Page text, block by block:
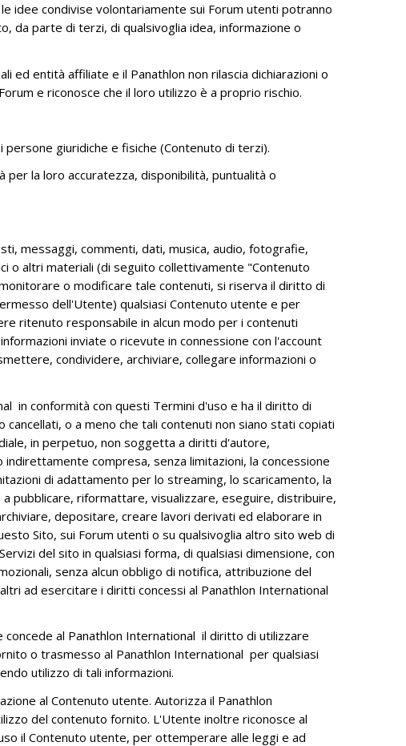
idee condivise volontariamente sui Forum utenti potranno
da parte di terzi, di qualsivoglia idea, informazione o
ed entità affiliate e il Panathlon non rilascia dichiarazioni o
e riconosce che il loro utilizzo è a proprio rischio.
giuridiche e fisiche (Contenuto di terzi).
per la loro accuratezza, disponibilità, puntualità o
messaggi, commenti, dati, musica, audio, fotografie,
o altri materiali (di seguito collettivamente "Contenuto
o modificare tale contenuti, si riserva il diritto di
dell'Utente) qualsiasi Contenuto utente e per
ritenuto responsabile in alcun modo per i contenuti
inviate o ricevute in connessione con l'account
condividere, archiviare, collegare informazioni o
in conformità con questi Termini d'uso e ha il diritto di
o a meno che tali contenuti non siano stati copiati
in perpetuo, non soggetta a diritti d'autore,
compresa, senza limitazioni, la concessione
di adattamento per lo streaming, lo scaricamento, la
pubblicare, riformattare, visualizzare, eseguire, distribuire,
depositare, creare lavori derivati ed elaborare in
Sito, sui Forum utenti o su qualsivoglia altro sito web di
del sito in qualsiasi forma, di qualsiasi dimensione, con
senza alcun obbligo di notifica, attribuzione del
ad esercitare i diritti concessi al Panathlon International
al Panathlon International il diritto di utilizzare
o trasmesso al Panathlon International per qualsiasi
utilizzo di tali informazioni.
al Contenuto utente. Autorizza il Panathlon
del contenuto fornito. L'Utente inoltre riconosce al
il Contenuto utente, per ottemperare alle leggi e ad